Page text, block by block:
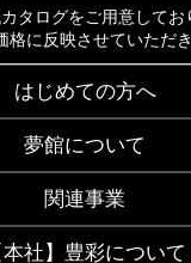
タログをご用意してお
格に反映させていただ
はじめての方へ
夢館について
関連事業
京都観
本社】豊彩について